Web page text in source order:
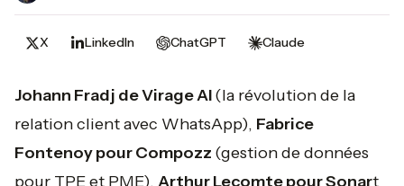
X LinkedIn ChatGPT Claude
Johann Fradj de Virage AI(la révolution de la
relation client avec WhatsApp), Fabrice
Fontenoy pour Compozz (gestion de données
pour TPE et PME), Arthur Lecomte pour Sonart